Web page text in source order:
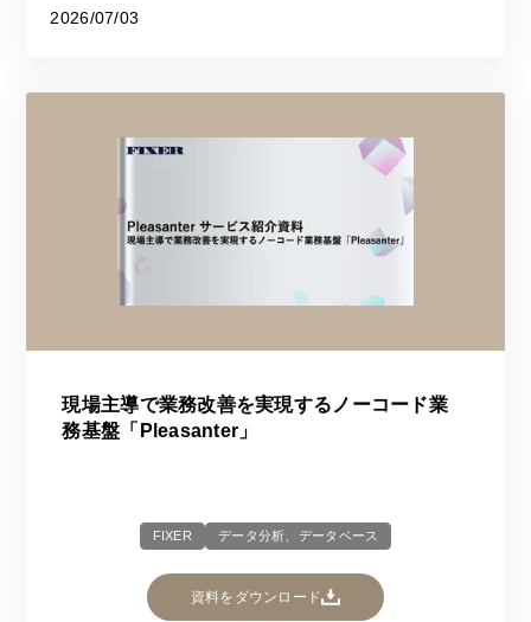
2026/07/03
現場主導で業務改善を実現するノーコード業
務基盤「Pleasanter」​​
FIXER データ分析、データベース
資料をダウンロード